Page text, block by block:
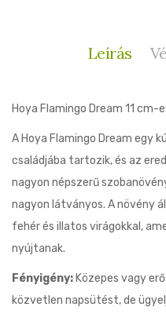
Leírás
Hoya Flamingo Dream 11 cm-
A Hoya Flamingo Dream egy
családjába tartozik, és az
nagyon népszerű
nagyon látványos. A növény
fehér és illatos virágokkal,
nyújtanak.
Fényigény: Közepes vagy
közvetlen napsütést, de